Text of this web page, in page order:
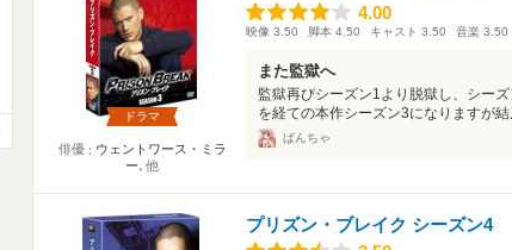
ドラマ
俳優
ウェントワース・ミラ
ー､他
4.00
4.00
映像 3.50 脚本 4.50 キャスト 3.50 音楽 3.50
また監獄へ
監獄再びシーズン1より脱獄し、シー
を経ての本作シーズン3になりますが
ばんちゃ
プリズン・ブレイク シーズン4